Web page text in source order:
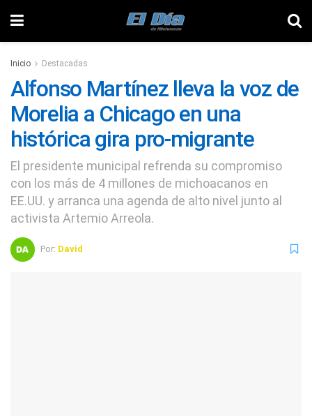
Inicio Destacadas
Alfonso Martínez lleva la voz de
Morelia a Chicago en una
histórica gira pro-migrante
El presidente municipal refrenda su compromiso
con los más de 4 millones de michoacanos en
EE.UU. y arranca una agenda de alto nivel junto al
activista Artemio Arreola.
Por: David